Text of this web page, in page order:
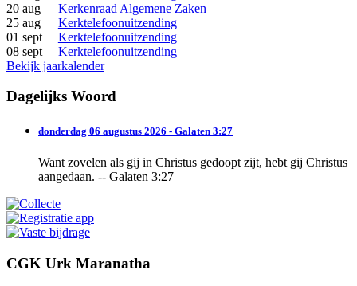
20 aug
Kerkenraad Algemene Zaken
25 aug
Kerktelefoonuitzending
01 sept
Kerktelefoonuitzending
08 sept
Kerktelefoonuitzending
Bekijk jaarkalender
Dagelijks Woord
donderdag 06 augustus 2026 - Galaten 3:27
Want zovelen als gij in Christus gedoopt zijt, hebt gij Christus
aangedaan. -- Galaten 3:27
CGK Urk Maranatha